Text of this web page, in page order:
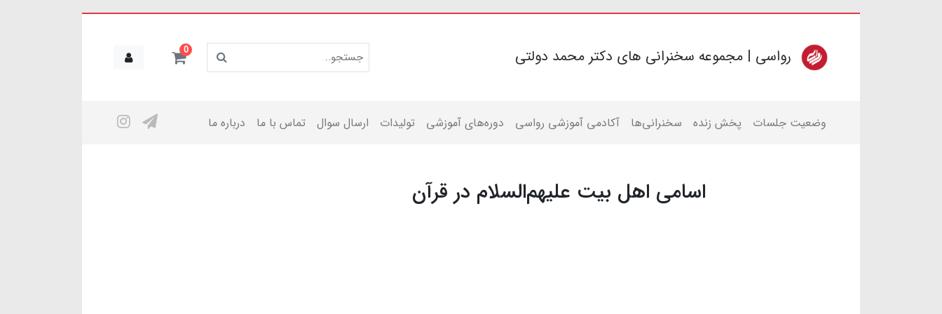
رواسی | مجموعه سخنرانی های دکتر محمد دولتی 0
وضعیت جلسات پخش زنده سخنرانی‌ها آکادمی آموزشی رواسی دوره‌های آموزشی تولیدات ارسال سوال تماس با ما درباره ما
اسامی اهل بیت علیهم‌السلام در قرآن